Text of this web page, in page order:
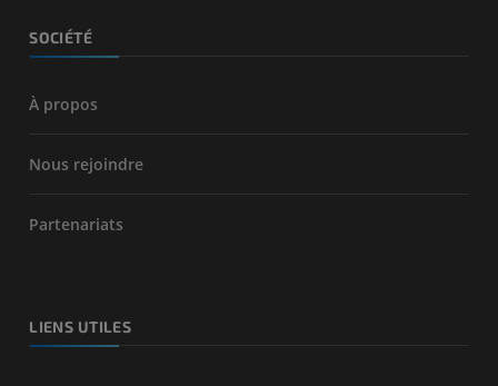
SOCIÉTÉ
À propos
Nous rejoindre
Partenariats
LIENS UTILES